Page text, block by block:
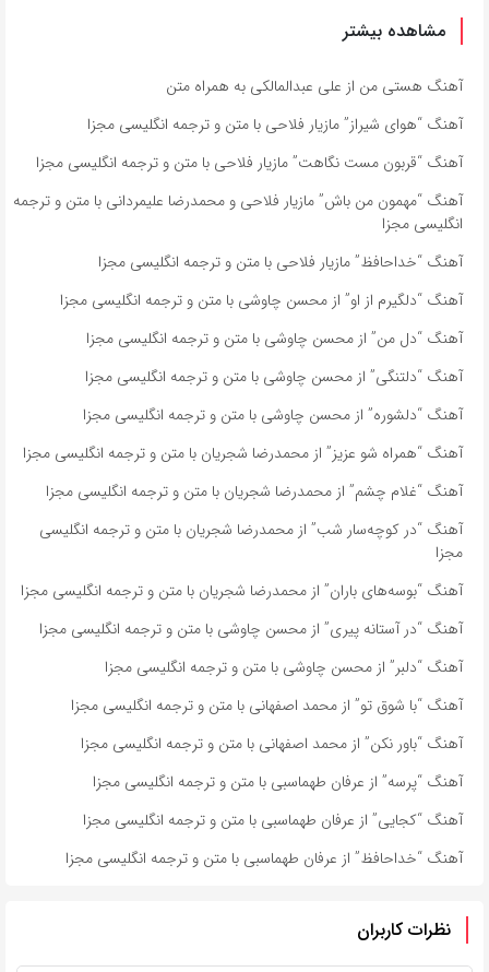
مشاهده بیشتر
آهنگ هستی من از علی عبدالمالکی به همراه متن
آهنگ “هوای شیراز” مازیار فلاحی با متن و ترجمه انگلیسی مجزا
آهنگ “قربون مست نگاهت” مازیار فلاحی با متن و ترجمه انگلیسی مجزا
آهنگ “مهمون من باش” مازیار فلاحی و محمدرضا علیمردانی با متن و ترجمه
انگلیسی مجزا
آهنگ “خداحافظ” مازیار فلاحی با متن و ترجمه انگلیسی مجزا
آهنگ “دلگیرم از او” از محسن چاوشی با متن و ترجمه انگلیسی مجزا
آهنگ “دل من” از محسن چاوشی با متن و ترجمه انگلیسی مجزا
آهنگ “دلتنگی” از محسن چاوشی با متن و ترجمه انگلیسی مجزا
آهنگ “دلشوره” از محسن چاوشی با متن و ترجمه انگلیسی مجزا
آهنگ “همراه شو عزیز” از محمدرضا شجریان با متن و ترجمه انگلیسی مجزا
آهنگ “غلام چشم” از محمدرضا شجریان با متن و ترجمه انگلیسی مجزا
آهنگ “در کوچه‌سار شب” از محمدرضا شجریان با متن و ترجمه انگلیسی
مجزا
آهنگ “بوسه‌های باران” از محمدرضا شجریان با متن و ترجمه انگلیسی مجزا
آهنگ “در آستانه پیری” از محسن چاوشی با متن و ترجمه انگلیسی مجزا
آهنگ “دلبر” از محسن چاوشی با متن و ترجمه انگلیسی مجزا
آهنگ “با شوق تو” از محمد اصفهانی با متن و ترجمه انگلیسی مجزا
آهنگ “باور نکن” از محمد اصفهانی با متن و ترجمه انگلیسی مجزا
آهنگ “پرسه” از عرفان طهماسبی با متن و ترجمه انگلیسی مجزا
آهنگ “کجایی” از عرفان طهماسبی با متن و ترجمه انگلیسی مجزا
آهنگ “خداحافظ” از عرفان طهماسبی با متن و ترجمه انگلیسی مجزا
نظرات کاربران